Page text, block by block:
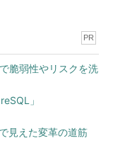
PR
脆弱性やリスクを洗
」
見えた変革の道筋